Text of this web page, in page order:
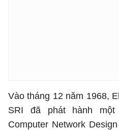
Vào tháng 12 năm 1968,
SRI đã phát hành
Computer Network